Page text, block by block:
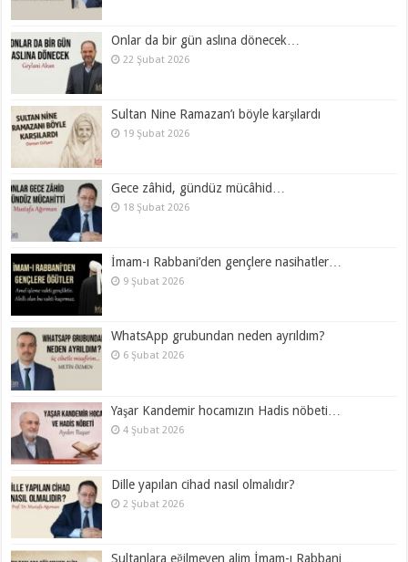
Onlar da bir gün aslına dönecek…
22 Şubat 2026
Sultan Nine Ramazan’ı böyle karşılardı
19 Şubat 2026
Gece zâhid, gündüz mücâhid…
18 Şubat 2026
İmam-ı Rabbani’den gençlere nasihatler…
9 Şubat 2026
WhatsApp grubundan neden ayrıldım?
6 Şubat 2026
Yaşar Kandemir hocamızın Hadis nöbeti…
4 Şubat 2026
Dille yapılan cihad nasıl olmalıdır?
2 Şubat 2026
Sultanlara eğilmeyen alim İmam-ı Rabbani…